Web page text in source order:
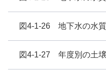
図4-1-26 地下水の水
図4-1-27 年度別の土